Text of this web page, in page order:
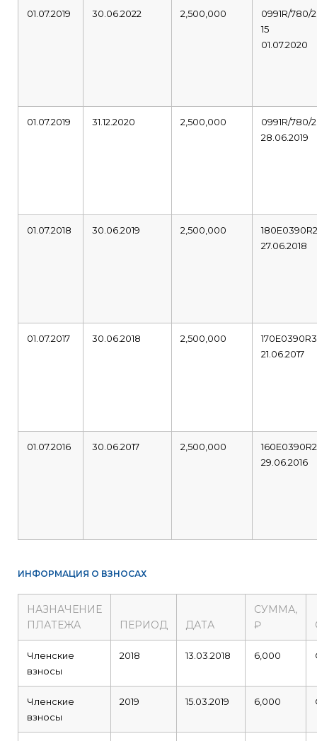
01.07.2019 30.06.2022 2,500,000
0991R/780/
15
01.07.2020
01.07.2019 31.12.2020 2,500,000
0991R/780/
28.06.2019
01.07.2018 30.06.2019 2,500,000
27.06.2018
01.07.2017 30.06.2018 2,500,000
21.06.2017
01.07.2016 30.06.2017 2,500,000
29.06.2016
ИНФОРМАЦИЯ О ВЗНОСАХ
НАЗНАЧЕНИЕ
ПЛАТЕЖА
ПЕРИОД ДАТА
СУММА,
₽
Членские
взносы
2018 13.03.2018 6,000
Членские
взносы
2019 15.03.2019 6,000